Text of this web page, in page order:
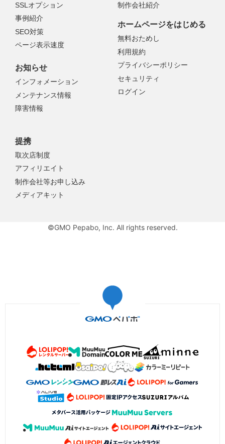
SSLオプション
事例紹介
SEO対策
ページ表示速度
制作会社紹介
お知らせ
インフォメーション
メンテナンス情報
障害情報
提携
取次店制度
アフィリエイト
制作会社等お申し込み
メディアキット
ホームページをはじめる
無料おためし
利用規約
プライバシーポリシー
セキュリティ
ログイン
©GMO Pepabo, Inc. All rights reserved.